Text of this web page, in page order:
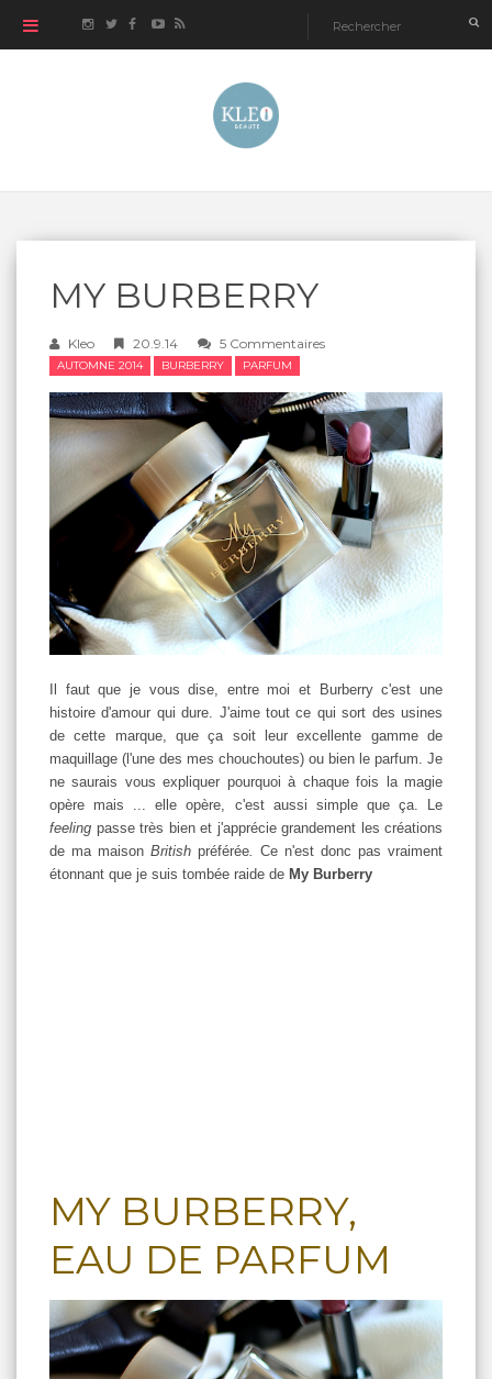
MY BURBERRY
Kleo 20.9.14 5 Commentaires
AUTOMNE 2014 BURBERRY PARFUM
Il faut que je vous dise, entre moi et Burberry c'est une
histoire d'amour qui dure. J'aime tout ce qui sort des usines
de cette marque, que ça soit leur excellente gamme de
maquillage (l'une des mes chouchoutes) ou bien le parfum. Je
ne saurais vous expliquer pourquoi à chaque fois la magie
opère mais ... elle opère, c'est aussi simple que ça. Le
feeling passe très bien et j'apprécie grandement les créations
de ma maison British préférée
Ce n'est donc pas vraiment
étonnant que je suis tombée raide de My Burberry
MY BURBERRY,
EAU DE PARFUM